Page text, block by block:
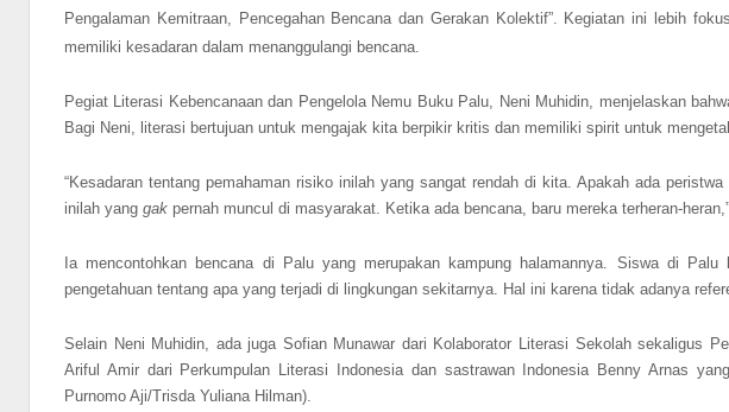
Pengalaman Kemitraan, Pencegahan Bencana dan Gerakan Kolektif”. Kegiatan ini lebih
memiliki kesadaran dalam menanggulangi bencana.
Pegiat Literasi Kebencanaan dan Pengelola Nemu Buku Palu, Neni Muhidin, menjelaskan
Bagi Neni, literasi bertujuan untuk mengajak kita berpikir kritis dan memiliki spirit untuk
“Kesadaran tentang pemahaman risiko inilah yang sangat rendah di kita. Apakah ada
inilah yang gak pernah muncul di masyarakat. Ketika ada bencana, baru mereka terheran-
Ia mencontohkan bencana di Palu yang merupakan kampung halamannya. Siswa di
pengetahuan tentang apa yang terjadi di lingkungan sekitarnya. Hal ini karena tidak adanya
Selain Neni Muhidin, ada juga Sofian Munawar dari Kolaborator Literasi Sekolah sekaligus
Ariful Amir dari Perkumpulan Literasi Indonesia dan sastrawan Indonesia Benny Arnas
Purnomo Aji/Trisda Yuliana Hilman).